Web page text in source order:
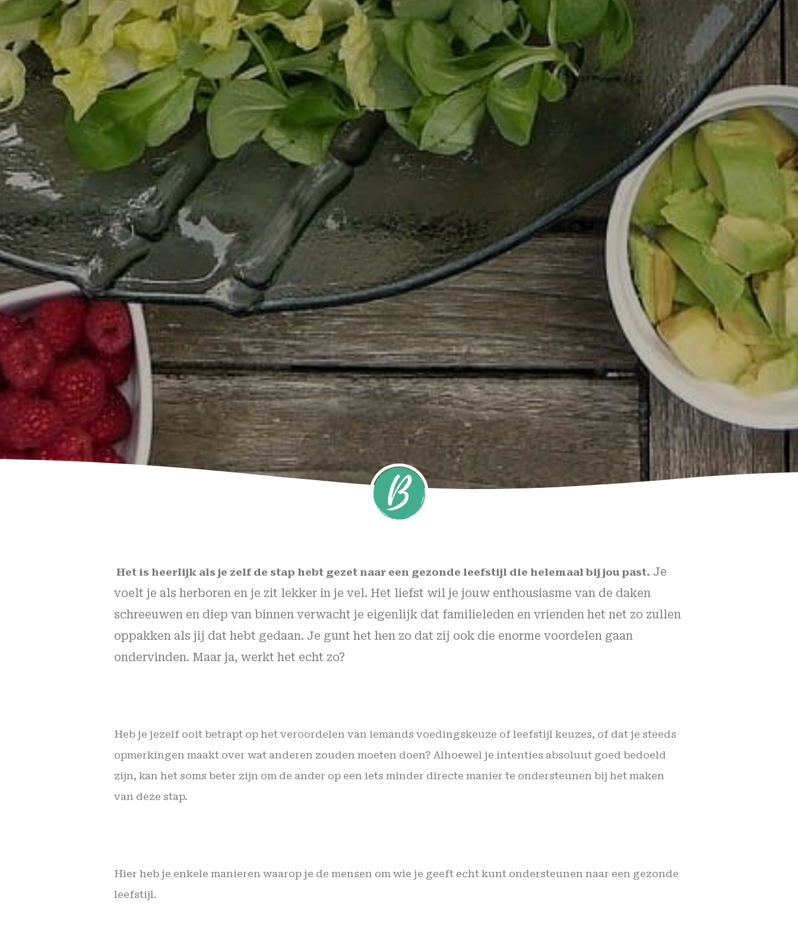
Het is heerlijk als je zelf de stap hebt gezet naar een gezonde leefstijl die helemaal bij jou past. Je
voelt je als herboren en je zit lekker in je vel. Het liefst wil je jouw enthousiasme van de daken
schreeuwen en diep van binnen verwacht je eigenlijk dat familieleden en vrienden het net zo zullen
oppakken als jij dat hebt gedaan. Je gunt het hen zo dat zij ook die enorme voordelen gaan
ondervinden. Maar ja, werkt het echt zo?
Heb je jezelf ooit betrapt op het veroordelen van iemands voedingskeuze of leefstijl keuzes, of dat je steeds
opmerkingen maakt over wat anderen zouden moeten doen? Alhoewel je intenties absoluut goed bedoeld
zijn, kan het soms beter zijn om de ander op een iets minder directe manier te ondersteunen bij het maken
van deze stap.
Hier heb je enkele manieren waarop je de mensen om wie je geeft echt kunt ondersteunen naar een gezonde
leefstijl.